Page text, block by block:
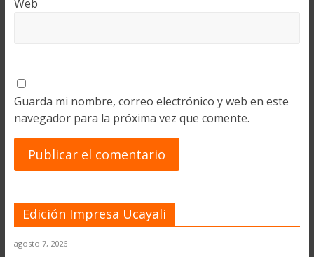
Web
Guarda mi nombre, correo electrónico y web en este
navegador para la próxima vez que comente.
Edición Impresa Ucayali
agosto 7, 2026